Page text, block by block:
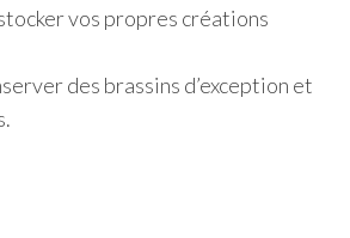
vos propres créations
des brassins d’exception et